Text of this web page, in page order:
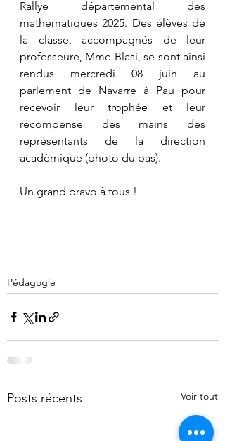
Rallye départemental des
mathématiques 2025. Des élèves de
la classe, accompagnés de leur
professeure, Mme Blasi, se sont ainsi
rendus mercredi 08 juin au
parlement de Navarre à Pau pour
recevoir leur trophée et leur
récompense des mains des
représentants de la direction
académique (photo du bas).
Un grand bravo à tous !
Pédagogie
Posts récents Voir tout